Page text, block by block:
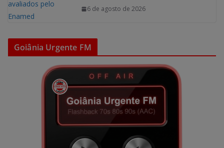
6 de agosto de 2026
Goiânia Urgente FM